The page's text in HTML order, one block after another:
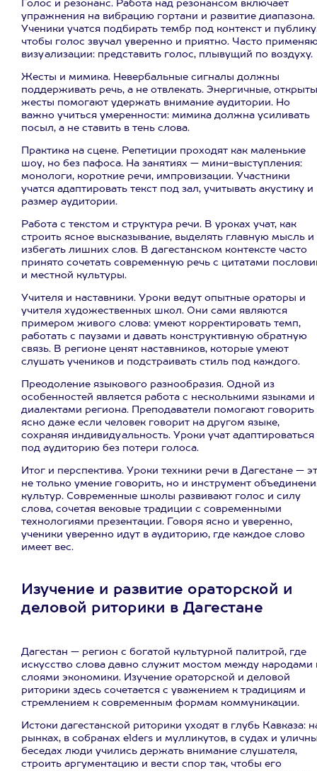
Голос и резонанс. Работа над резонансом включает
упражнения на вибрацию гортани и развитие диапазона.
Ученики учатся подбирать тембр под контекст и
чтобы голос звучал уверенно и приятно. Часто
визуализации: представить голос, плывущий по воздуху.
Жесты и мимика. Невербальные сигналы должны
поддерживать речь, а не отвлекать. Энергичные,
жесты помогают удержать внимание аудитории. Но
важно учиться умеренности: мимика должна усиливать
посыл, а не ставить в тень слова.
Практика на сцене. Репетиции проходят как маленькие
шоу, но без пафоса. На занятиях — мини-выступления:
монологи, короткие речи, импровизации. Участники
учатся адаптировать текст под зал, учитывать акустику и
размер аудитории.
Работа с текстом и структура речи. В уроках учат, как
строить ясное высказывание, выделять главную мысль и
избегать лишних слов. В дагестанском контексте часто
принято сочетать современную речь с цитатами
и местной культуры.
Учителя и наставники. Уроки ведут опытные ораторы и
учителя художественных школ. Они сами являются
примером живого слова: умеют корректировать темп,
работать с паузами и давать конструктивную обратную
связь. В регионе ценят наставников, которые умеют
слушать учеников и подстраивать стиль под каждого.
Преодоление языкового разнообразия. Одной из
особенностей является работа с несколькими языками и
диалектами региона. Преподаватели помогают говорить
ясно даже если человек говорит на другом языке,
сохраняя индивидуальность. Уроки учат адаптироваться
под аудиторию без потери голоса.
Итог и перспектива. Уроки техники речи в Дагестане —
не только умение говорить, но и инструмент
культур. Современные школы развивают голос и силу
слова, сочетая вековые традиции с современными
технологиями презентации. Говоря ясно и уверенно,
ученики уверенно идут в аудиторию, где каждое слово
имеет вес.
Изучение и развитие ораторской и
деловой риторики в Дагестане
Дагестан — регион с богатой культурной палитрой, где
искусство слова давно служит мостом между народами
слоями экономики. Изучение ораторской и деловой
риторики здесь сочетается с уважением к традициям и
стремлением к современным формам коммуникации.
Истоки дагестанской риторики уходят в глубь Кавказа:
рынках, в собранах elders и мулликутов, в судах и
беседах люди учились держать внимание слушателя,
строить аргументацию и вести спор так, чтобы его